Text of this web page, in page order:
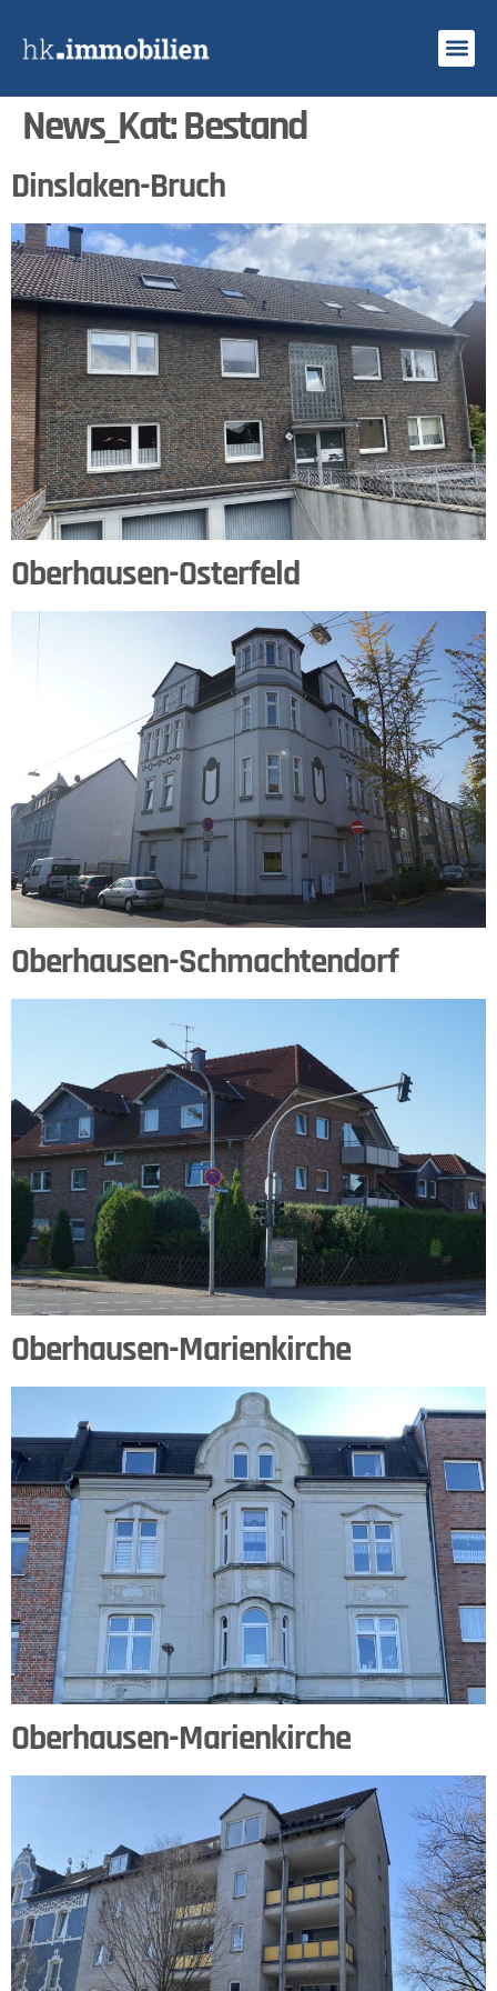
News_Kat:Bestand
Dinslaken-Bruch
Oberhausen-Osterfeld
Oberhausen-Schmachtendorf
Oberhausen-Marienkirche
Oberhausen-Marienkirche